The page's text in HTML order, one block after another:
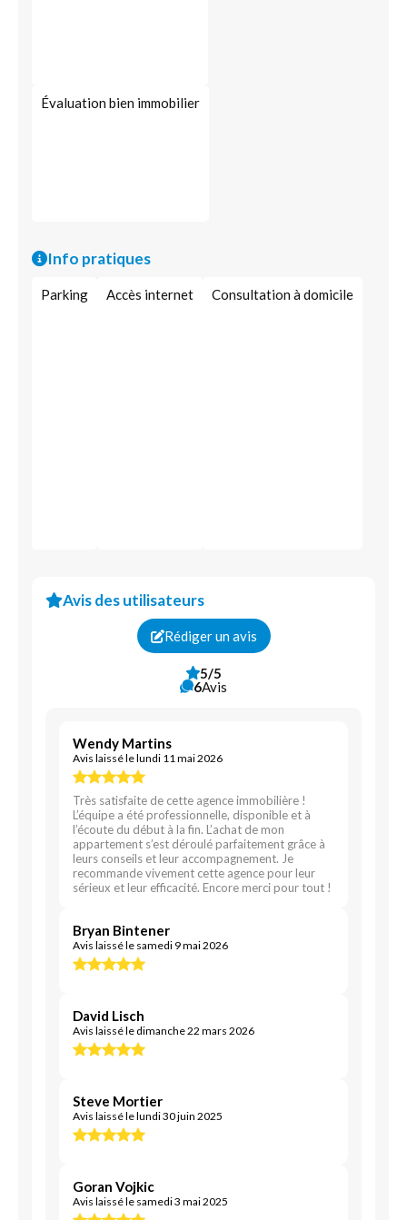
Évaluation bien immobilier
Info pratiques
Parking Accès internet Consultation à domicile
Avis des utilisateurs
Rédiger un avis
5/5
6Avis
Wendy Martins
Avis laissé le lundi 11 mai 2026
Très satisfaite de cette agence immobilière !
L’équipe a été professionnelle, disponible et à
l’écoute du début à la fin. L’achat de mon
appartement s’est déroulé parfaitement grâce à
leurs conseils et leur accompagnement. Je
recommande vivement cette agence pour leur
sérieux et leur efficacité. Encore merci pour tout !
Bryan Bintener
Avis laissé le samedi 9 mai 2026
David Lisch
Avis laissé le dimanche 22 mars 2026
Steve Mortier
Avis laissé le lundi 30 juin 2025
Goran Vojkic
Avis laissé le samedi 3 mai 2025